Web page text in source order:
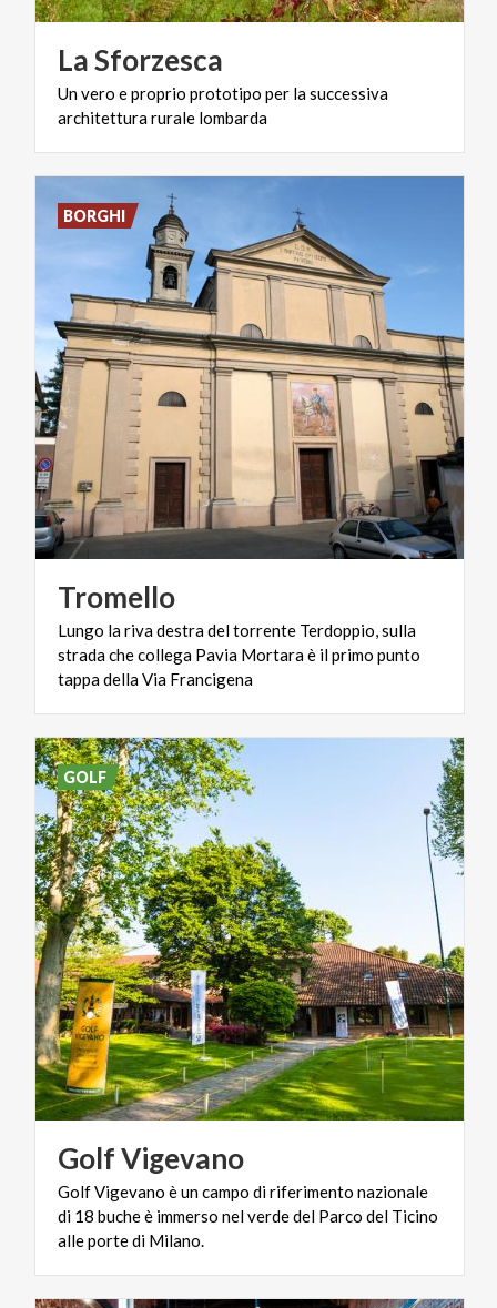
LaSforzesca
Unvero eproprio prototipo per lasuccessiva
architetturarurale lombarda
Tromello
Lungo la riva destra del torrente Terdoppio, sulla
strada che collega Pavia Mortara è il primo punto
tappa della Via Francigena
BORGHI
GolfVigevano
Golf Vigevano è un campo di riferimento nazionale
di 18 buche è immerso nel verde del Parco del Ticino
alle porte di Milano.
GOLF